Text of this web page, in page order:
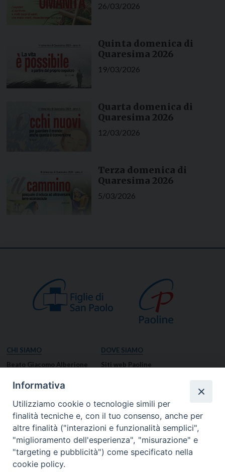
26/03/2026
Quinta domenica di
Quaresima 2026
19/03/2026
Quarta domenica di
Quaresima 2026
12/03/2026
Terza domenica di
Quaresima 2026
5/03/2026
CHI SIAMO
Beato Giacomo Alberione
Missione Paolina
Luoghi delle Origini
Governo Generale
Famiglia Paolina
DOVE SIAMO
Siti web Paoline
Notizie dal governo generale
Notizie in breve
RISORSE
Preghiere
Informativa
Utilizziamo cookie o tecnologie simili per
finalità tecniche e, con il tuo consenso, anche per
altre finalità ("interazioni e funzionalità semplici",
"miglioramento dell'esperienza", "misurazione" e
"targeting e pubblicità") come specificato nella
cookie policy.